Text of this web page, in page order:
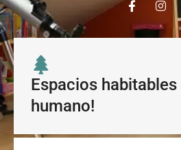
Espacios
humano!